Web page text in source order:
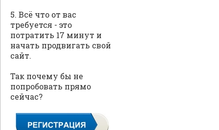
5. Всё что от вас
требуется - это
потратить 17 минут и
начать продвигать свой
сайт.
Так почему бы не
попробовать прямо
сейчас?